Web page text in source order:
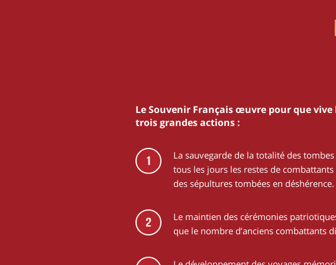
Le Souvenir Français œuvre pour que
trois grandes actions :
1
La sauvegarde de la totalité des
tous les jours les restes de
des sépultures tombées en déshérence.
2
Le maintien des cérémonies
que le nombre d’anciens combattants